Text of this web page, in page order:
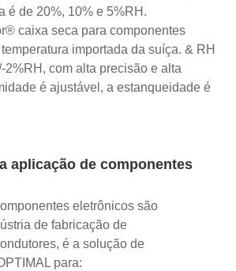
é de 20%, 10% e 5%RH.
caixa seca para componentes
importada da suíça. & RH
2%RH, com alta precisão e alta
é ajustável, a estanqueidade é
aplicação de componentes
eletrônicos são
de fabricação de
é a solução de
para: